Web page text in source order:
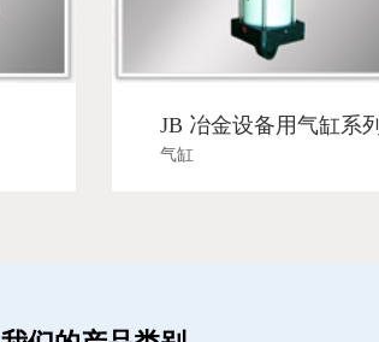
JB 冶金设备用气缸系列
气缸